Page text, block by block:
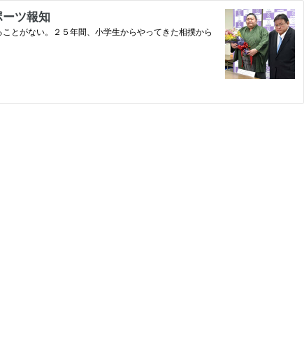
ツ報知
とがない。２５年間、小学生からやってきた相撲から